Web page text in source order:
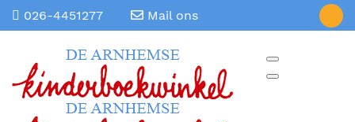
026-4451277 Mail ons